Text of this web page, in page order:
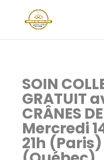
SOIN
GRATUIT
CRÂNES
Mercredi
21h